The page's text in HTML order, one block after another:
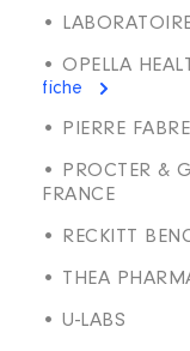
•
• OPELLA
fiche
• PIERRE
• PROCTER &
FRANCE
• RECKITT
• THEA
• U-LABS